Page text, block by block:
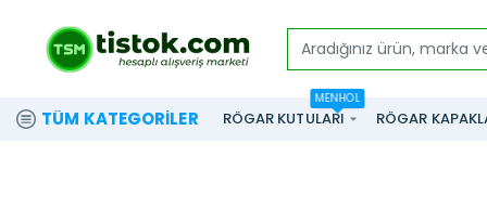
Aradığınız
marka
ve
TÜM KATEGORILER RÖGAR KUTULARI
MENHOL
RÖGAR